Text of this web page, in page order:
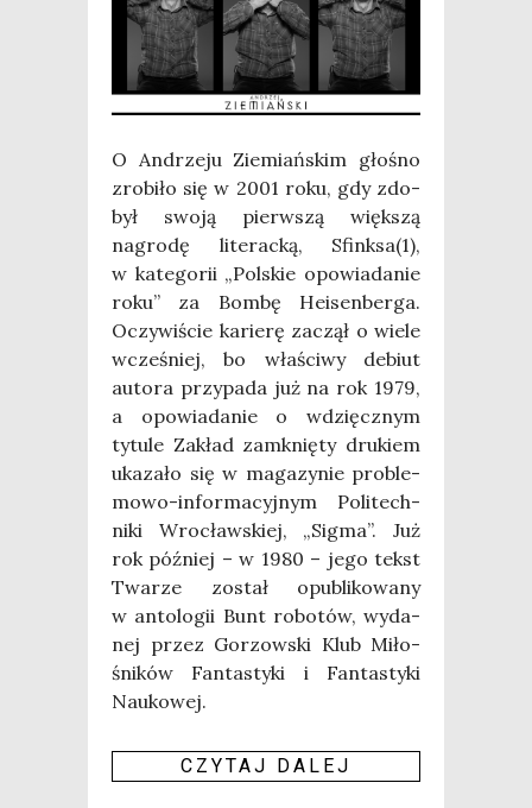
O Andrze­ju Zie­miań­skim gło­śno
zro­bi­ło się w 2001 roku, gdy zdo­
był swo­ją pierw­szą więk­szą
nagro­dę lite­rac­ką, Sfinksa(1),
w kate­go­rii „Pol­skie opo­wia­da­nie
roku” za Bom­bę Heisen­ber­ga.
Oczy­wi­ście karie­rę zaczął o wie­le
wcze­śniej, bo wła­ści­wy debiut
auto­ra przy­pa­da już na rok 1979,
a opo­wia­da­nie o wdzięcz­nym
tytu­le Zakład zamknię­ty dru­kiem
uka­za­ło się w maga­zy­nie pro­ble­
mo­wo-infor­ma­cyj­nym Poli­tech­
ni­ki Wro­cław­skiej, „Sig­ma”. Już
rok póź­niej – w 1980 – jego tekst
Twa­rze został opu­bli­ko­wa­ny
w anto­lo­gii Bunt robo­tów, wyda­
nej przez Gorzow­ski Klub Miło­
śni­ków Fan­ta­sty­ki i Fan­ta­sty­ki
Nauko­wej.
CZY­TAJ DALEJ